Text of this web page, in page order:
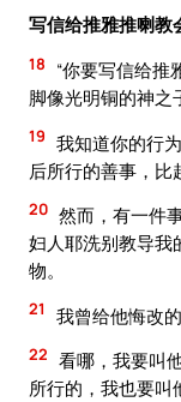
写信给推雅推喇教
18
“你要写信给推
脚像光明铜的神之
19 我知道你的行
后所行的善事，比
20 然而，有一件
妇人耶洗别教导我
物。
21 我曾给他悔改
22 看哪，我要叫
所行的，我也要叫